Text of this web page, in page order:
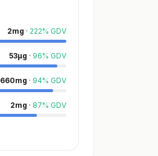
2mg · 222% GDV
53µg · 96% GDV
660mg · 94% GDV
2mg · 87% GDV